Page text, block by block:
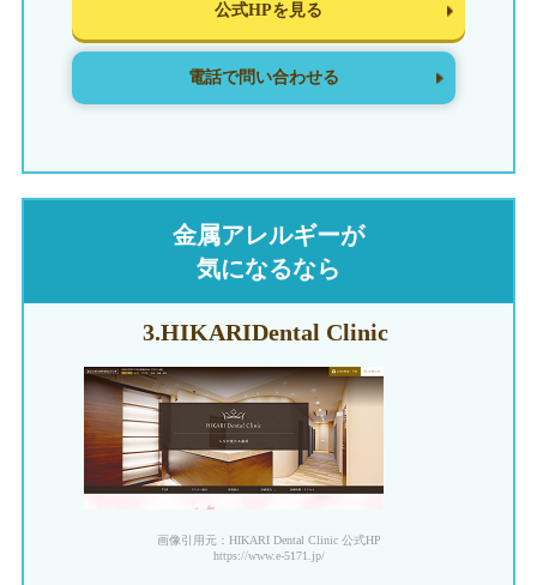
公式HPを見る
電話で問い合わせる
金属アレルギーが
気になるなら
3.HIKARIDental Clinic
画像引用元：HIKARI Dental Clinic 公式HP
https://www.e-5171.jp/